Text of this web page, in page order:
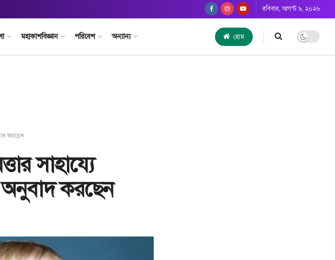
রবিবার, আগস্ট ৯, ২০২৬
মহাকাশবিজ্ঞান পরিবেশ অন্যান্য হোম
করছেন
সাহায্যে
অনুবাদ করছেন